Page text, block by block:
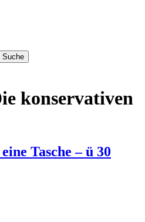
konservativen
Tasche – ü 30